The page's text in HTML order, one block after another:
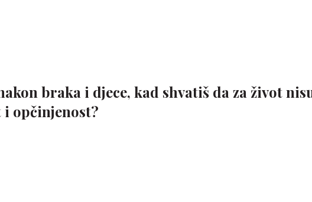
braka i djece, kad shvatiš da za život
opčinjenost?